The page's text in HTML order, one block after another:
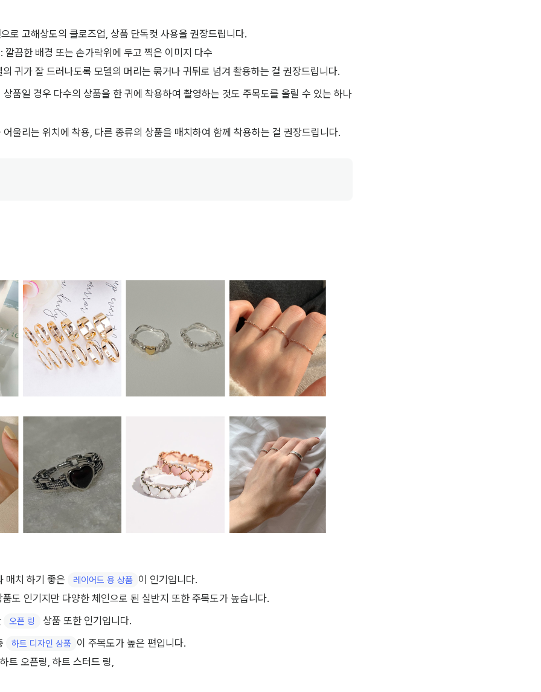
로 고해상도의 클로즈업, 상품 단독컷 사용을 권장드립니다.
깔끔한 배경 또는 손가락위에 두고 찍은 이미지 다수
귀가 잘 드러나도록 모델의 머리는 묶거나 귀뒤로 넘겨 촬용하는 걸 권장드립니다.
품일 경우 다수의 상품을 한 귀에 착용하여 촬영하는 것도 주목도를 올릴 수 있는 하나
울리는 위치에 착용, 다른 종류의 상품을 매치하여 함께 착용하는 걸 권장드립니다.
매치 하기 좋은 레이어드 용 상품 이 인기입니다.
도 인기지만 다양한 체인으로 된 실반지 또한 주목도가 높습니다.
오픈 링
상품 또한 인기입니다.
하트 디자인 상품 이 주목도가 높은 편입니다.
트 오픈링, 하트 스터드 링,